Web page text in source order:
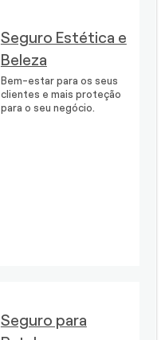
Seguro Estética e
Beleza
Bem-estar para os seus
clientes e mais proteção
para o seu negócio.
Seguro para